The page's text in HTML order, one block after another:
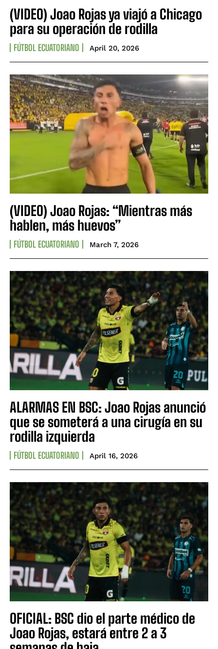
(VIDEO) Joao Rojas ya viajó a Chicago
para su operación de rodilla
FÚTBOL ECUATORIANO April 20, 2026
(VIDEO) Joao Rojas: “Mientras más
hablen, más huevos”
FÚTBOL ECUATORIANO March 7, 2026
ALARMAS EN BSC: Joao Rojas anunció
que se someterá a una cirugía en su
rodilla izquierda
FÚTBOL ECUATORIANO April 16, 2026
OFICIAL: BSC dio el parte médico de
Joao Rojas, estará entre 2 a 3